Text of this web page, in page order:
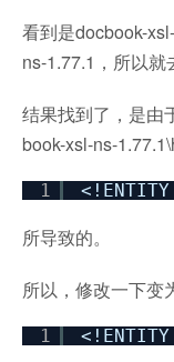
看到是docbook-
ns-1.77.1，所以就
结果找到了，是由
book-xsl-ns-
1
所导致的。
所以，修改一下变
1